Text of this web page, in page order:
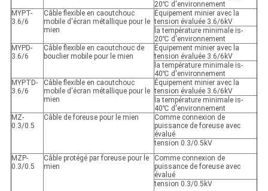
20℃ d'environnement
MYPT-
3.6/6
Câble flexible en caoutchouc
mobile d'écran métallique pour le
mien
Équipement minier avec la
tension évaluée 3.6/6kV
la température minimale is-
20℃ d'environnement
MYPD-
3.6/6
Câble flexible en caoutchouc de
bouclier mobile pour le mien
Équipement minier avec la
tension évaluée 3.6/6kV
la température minimale is-
40℃ d'environnement
MYPTD-
3.6/6
Câble flexible en caoutchouc
mobile d'écran métallique pour le
mien
Équipement minier avec la
tension évaluée 3.6/6kV
la température minimale is-
40℃ d'environnement
MZ-
0.3/0.5
Câble de foreuse pour le mien
Comme connexion de
puissance de foreuse avec
évalué
tension 0.3/0.5kV
MZP-
0.3/0.5
Câble protégé par foreuse pour le
mien
Comme connexion de
puissance de foreuse avec
évalué
tension 0.3/0.5kV